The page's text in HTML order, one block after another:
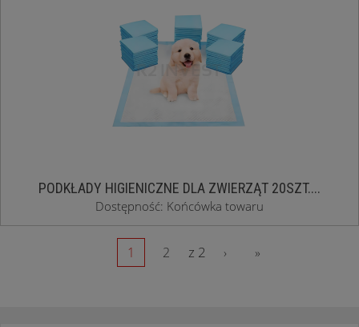
PODKŁADY HIGIENICZNE DLA ZWIERZĄT 20SZT....
Dostępność: Końcówka towaru
1 2 z 2 › »